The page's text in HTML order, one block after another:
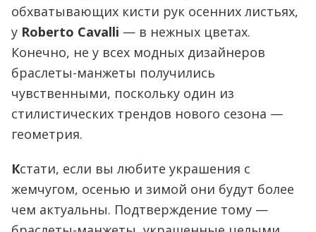
обхватывающих кисти рук осенних листьях,
у Roberto Cavalli — в нежных цветах.
Конечно, не у всех модных дизайнеров
браслеты-манжеты получились
чувственными, поскольку один из
стилистических трендов нового сезона —
геометрия.
Кстати, если вы любите украшения с
жемчугом, осенью и зимой они будут более
чем актуальны. Подтверждение тому —